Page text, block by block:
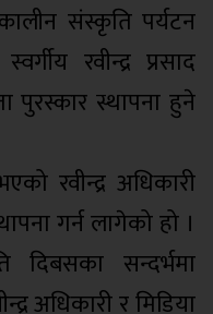
संस्कृति पर्यटन
रवीन्द्र प्रसाद
पुरस्कार स्थापना हुने
रवीन्द्र अधिकारी
गर्न लागेको हो ।
दिबसका सन्दर्भमा
अधिकारी र मिडिया